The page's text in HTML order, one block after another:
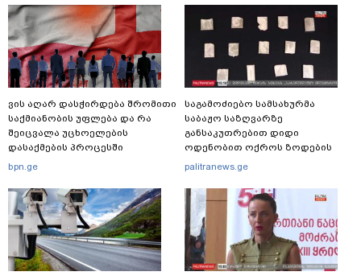
ვის აღარ დასჭირდება შრომითი
საქმიანობის უფლება და რა
შეიცვალა უცხოელების
დასაქმების პროცესში
bpn.ge
საგამოძიებო სამსახურმა
საბაჟო საზღვარზე
განსაკუთრებით დიდი
ოდენობით ოქროს ზოდების
უკანონოდ გადმოტანის ფაქტზე
palitranews.ge